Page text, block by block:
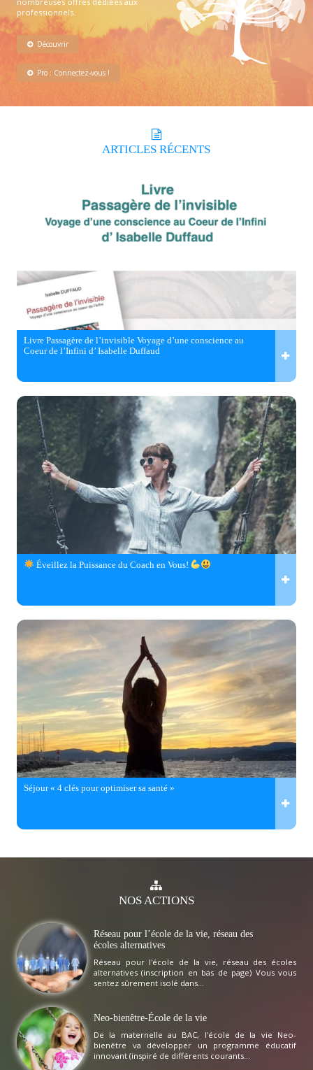
professionnels.
Découvrir
Pro : Connectez-vous !
ARTICLES RÉCENTS
Livre Passagère de l’invisible Voyage d’une conscience au
Coeur de l’Infini d’ Isabelle Duffaud
Éveillez la Puissance du Coach en Vous!
Séjour « 4 clés pour optimiser sa santé »
NOSACTIONS
Réseau pour l’école de la vie, réseau des
écoles alternatives
Réseau pour l'école de la vie, réseau des écoles
alternatives (inscription en bas de page) Vous vous
sentez sûrement isolé dans...
Neo-bienêtre-École de la vie
De la maternelle au BAC, l'école de la vie Neo-
bienêtre va développer un programme éducatif
innovant (inspiré de différents courants...